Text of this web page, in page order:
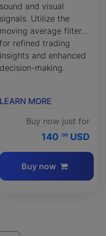
sound and visual
signals. Utilize the
moving average filter
for refined trading
insights and enhanced
decision-making.
LEARN MORE
Buy now just for
140 .00 USD
Buy now